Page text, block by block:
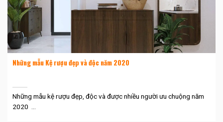
Những mẫu Kệ rượu đẹp và độc năm 2020
Những mẫu kệ rượu đẹp, độc và được nhiều người ưu chuộng năm
2020 ...